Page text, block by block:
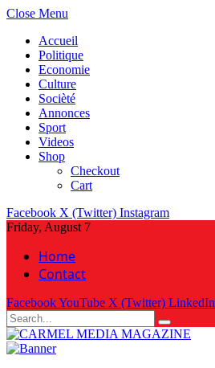
Close Menu
Accueil
Politique
Economie
Culture
Socièté
Annonces
Sport
Videos
Shop
Checkout
Cart
Facebook X (Twitter) Instagram
Friday, August 7
Home
Contact
FacebookYouTube X (Twitter) LinkedIn